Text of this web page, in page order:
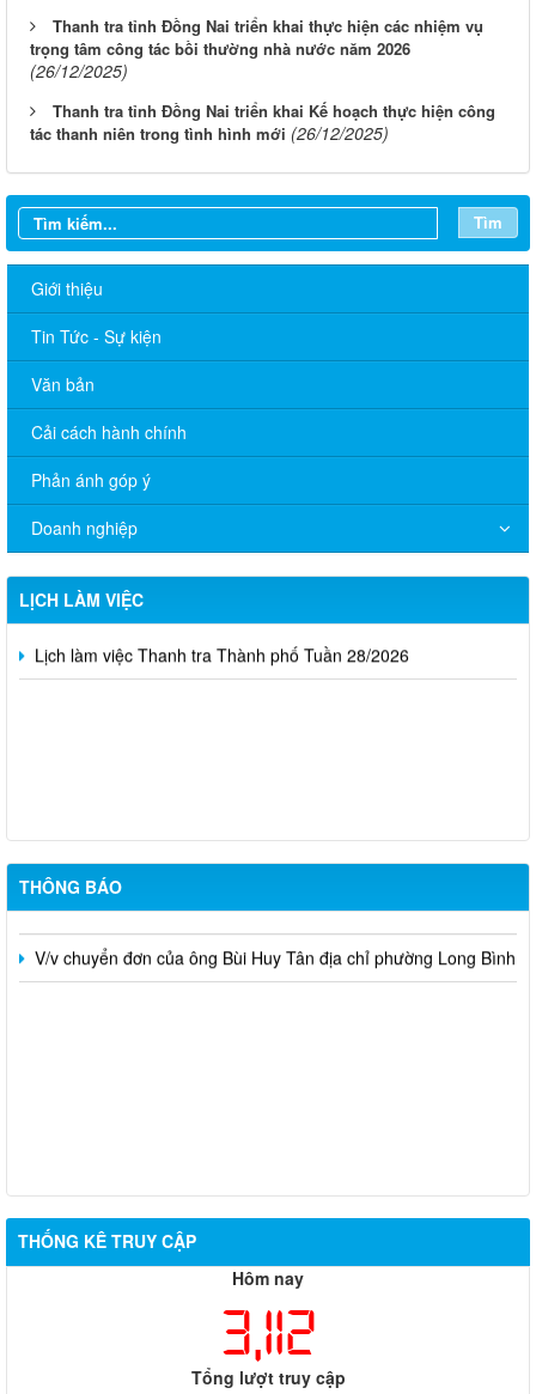
Thanh tra tỉnh Đồng Nai triển khai thực hiện các nhiệm vụ
trọng tâm công tác bồi thường nhà nước năm 2026
(26/12/2025)
Thanh tra tỉnh Đồng Nai triển khai Kế hoạch thực hiện công
tác thanh niên trong tình hình mới (26/12/2025)
Tìm
Giới thiệu
Tin Tức - Sự kiện
Văn bản
Cải cách hành chính
Phản ánh góp ý
Doanh nghiệp
LỊCH LÀM VIỆC
Lịch làm việc Thanh tra Thành phố Tuần 31/2026
Lịch làm việc Thanh tra Thành phố Tuần 30/2026
Lịch làm việc Thanh tra Thành phố Tuần 29/2026
Lịch làm việc Thanh tra Thành phố Tuần 28/2026
THÔNG BÁO
Lịch tiếp công dân của Lãnh đạo Thanh tra tỉnh tháng 12 năm
2025
V/v chuyển đơn của ông Bùi Huy Tân địa chỉ phường Long Bình
THỐNG KÊ TRUY CẬP
Hôm nay
3,112
Tổng lượt truy cập